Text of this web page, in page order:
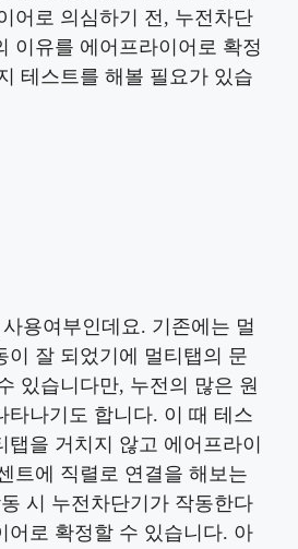
어로 의심하기 전, 누전차단
이유를 에어프라이어로 확정
테스트를 해볼 필요가 있습
용여부인데요. 기존에는 멀
이 잘 되었기에 멀티탭의 문
있습니다만, 누전의 많은 원
타나기도 합니다. 이 때 테스
탭을 거치지 않고 에어프라이
트에 직렬로 연결을 해보는
시 누전차단기가 작동한다
어로 확정할 수 있습니다. 아